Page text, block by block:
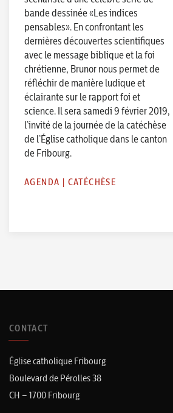
bande dessinée «Les indices
pensables». En confrontant les
dernières découvertes scientifiques
avec le message biblique et la foi
chrétienne, Brunor nous permet de
réfléchir de manière ludique et
éclairante sur le rapport foi et
science. Il sera samedi 9 février 2019,
l’invité de la journée de la catéchèse
de l’Église catholique dans le canton
de Fribourg.
AGENDA | CATÉCHÈSE
CONTACT
Église catholique Fribourg
Boulevard de Pérolles 38
CH – 1700 Fribourg